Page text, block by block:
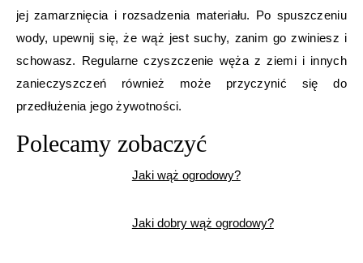
jej zamarznięcia i rozsadzenia materiału. Po spuszczeniu
wody, upewnij się, że wąż jest suchy, zanim go zwiniesz i
schowasz. Regularne czyszczenie węża z ziemi i innych
zanieczyszczeń również może przyczynić się do
przedłużenia jego żywotności.
Polecamy zobaczyć
Jaki wąż ogrodowy?
Jaki dobry wąż ogrodowy?